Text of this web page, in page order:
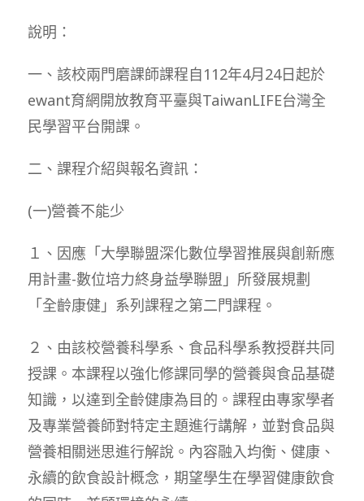
說明：
一、該校兩門磨課師課程自112年4月24日起於
ewant育網開放教育平臺與TaiwanLIFE台灣全
民學習平台開課。
二、課程介紹與報名資訊：
(一)營養不能少
１、因應「大學聯盟深化數位學習推展與創新應
用計畫-數位培力終身益學聯盟」所發展規劃
「全齡康健」系列課程之第二門課程。
２、由該校營養科學系、食品科學系教授群共同
授課。本課程以強化修課同學的營養與食品基礎
知識，以達到全齡健康為目的。課程由專家學者
及專業營養師對特定主題進行講解，並對食品與
營養相關迷思進行解說。內容融入均衡、健康、
永續的飲食設計概念，期望學生在學習健康飲食